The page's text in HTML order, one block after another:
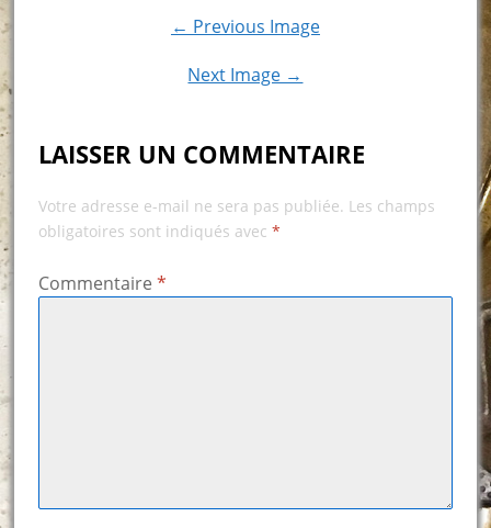
← Previous Image
Next Image →
LAISSER UN COMMENTAIRE
Votre adresse e-mail ne sera pas publiée. Les champs
obligatoires sont indiqués avec *
Commentaire *